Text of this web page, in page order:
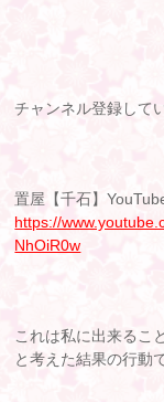
チャンネル登録して
置屋【千石】
https://
NhOiR0w
これは私に出来るこ
と考えた結果の行動